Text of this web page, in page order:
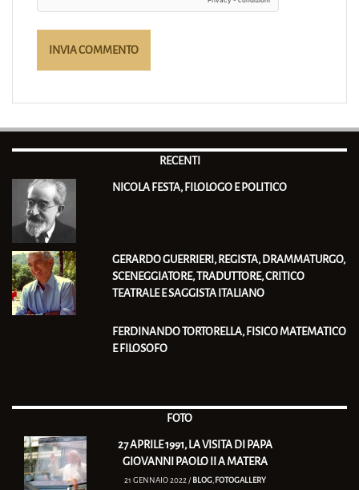
RECENTI
NICOLA FESTA, FILOLOGO E POLITICO
GERARDO GUERRIERI, REGISTA, DRAMMATURGO,
SCENEGGIATORE, TRADUTTORE, CRITICO
TEATRALE E SAGGISTA ITALIANO
FERDINANDO TORTORELLA, FISICO MATEMATICO
E FILOSOFO
FOTO
27 APRILE 1991, LA VISITA DI PAPA
GIOVANNI PAOLO II A MATERA
21 GENNAIO 2022 / BLOG, FOTOGALLERY